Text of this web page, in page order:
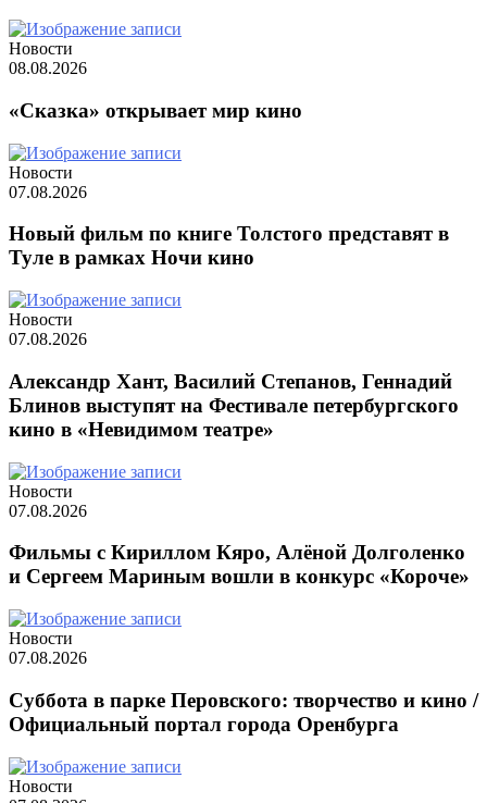
Новости
08.08.2026
«Сказка» открывает мир кино
Новости
07.08.2026
Новый фильм по книге Толстого представят в
Туле в рамках Ночи кино
Новости
07.08.2026
Александр Хант, Василий Степанов, Геннадий
Блинов выступят на Фестивале петербургского
кино в «Невидимом театре»
Новости
07.08.2026
Фильмы с Кириллом Кяро, Алёной Долголенко
и Сергеем Мариным вошли в конкурс «Короче»
Новости
07.08.2026
Суббота в парке Перовского: творчество и кино /
Официальный портал города Оренбурга
Новости